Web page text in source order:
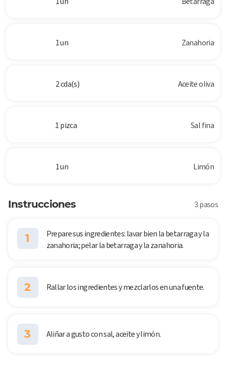
1 un Zanahoria
2 cda(s) Aceite oliva
1 pizca Sal fina
1 un Limón
Instrucciones 3 pasos
1
Prepare sus ingredientes: lavar bien la betarraga y la
zanahoria; pelar la betarraga y la zanahoria.
2 Rallar los ingredientes y mezclarlos en una fuente.
3 Aliñar a gusto con sal, aceite y limón.